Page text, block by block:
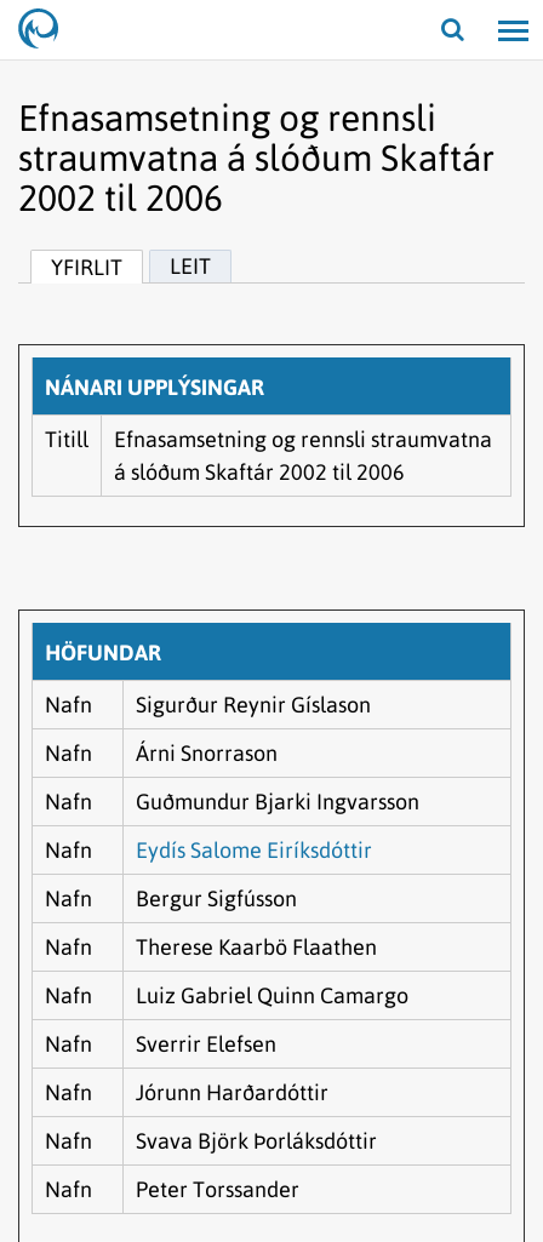
Opna/
Efnasamsetning og rennsli
straumvatna á slóðum Skaftár
2002 til 2006
YFIRLIT LEIT
NÁNARI UPPLÝSINGAR
Titill
Efnasamsetning og rennsli straumvatna
á slóðum Skaftár 2002 til 2006
HÖFUNDAR
Nafn
Sigurður Reynir Gíslason
Nafn
Árni Snorrason
Nafn
Guðmundur Bjarki Ingvarsson
Nafn
Eydís Salome Eiríksdóttir
Nafn
Bergur Sigfússon
Nafn
Therese Kaarbö Flaathen
Nafn
Luiz Gabriel Quinn Camargo
Nafn
Sverrir Elefsen
Nafn
Jórunn Harðardóttir
Nafn
Svava Björk Þorláksdóttir
Nafn
Peter Torssander